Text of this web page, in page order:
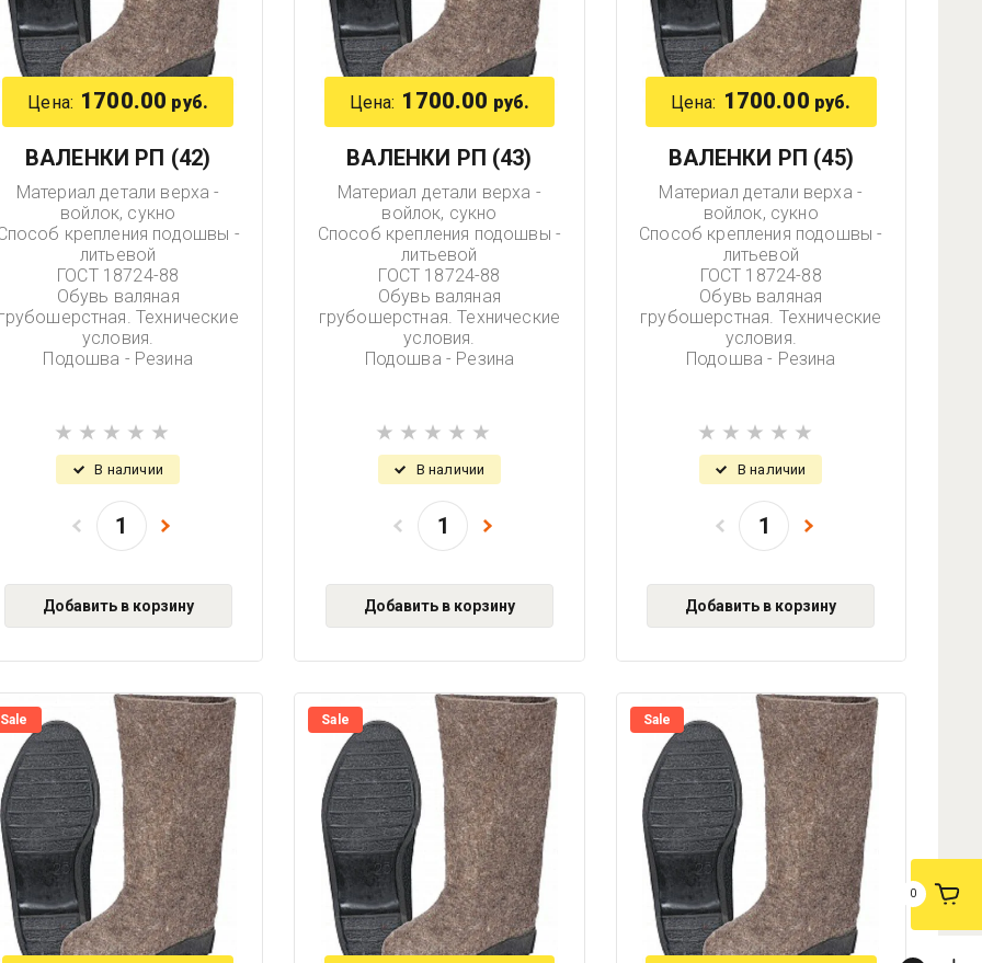
0
Цена: 1700.00 руб.
ВАЛЕНКИ РП (42)
Материал детали верха -
войлок, сукно
крепления подошвы -
литьевой
ГОСТ 18724-88
Обувь валяная
Технические
условия.
Подошва - Резина
В наличии
Добавить в корзину
Цена: 1700.00 руб.
ВАЛЕНКИ РП (43)
Материал детали верха -
войлок, сукно
Способ крепления подошвы -
литьевой
ГОСТ 18724-88
Обувь валяная
грубошерстная. Технические
условия.
Подошва - Резина
В наличии
Добавить в корзину
Цена: 1700.00 руб.
ВАЛЕНКИ РП (45)
Материал детали верха -
войлок, сукно
Способ крепления подошвы -
литьевой
ГОСТ 18724-88
Обувь валяная
грубошерстная. Технические
условия.
Подошва - Резина
В наличии
Добавить в корзину
Sale Sale Sale